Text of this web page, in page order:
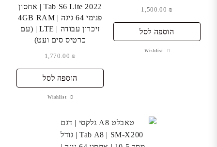
₪
הוספה לסל
Wishlist
Tab S6 Lite 2022 | אחסון
פנימי 64 גיגה | 4GB RAM
זיכרון עבודה | LTE | (עם
כרטיס סים ועט)
₪
הוספה לסל
Wishlist